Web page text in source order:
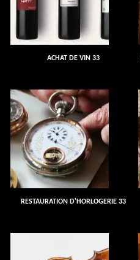
ACHAT DE VIN 33
RESTAURATION D'HORLOGERIE 33